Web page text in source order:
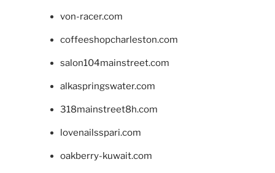
von-racer.com
coffeeshopcharleston.com
salon104mainstreet.com
alkaspringswater.com
318mainstreet8h.com
lovenailsspari.com
oakberry-kuwait.com